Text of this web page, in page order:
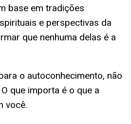
base em tradições
e perspectivas da
que nenhuma delas é a
o autoconhecimento, não
que importa é o que a
você.